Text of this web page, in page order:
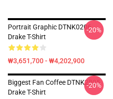
Portrait Graphic DTNK0206
Drake T-Shirt
₩3,651,700 - ₩4,202,900
-20%
Biggest Fan Coffee DTNK2805
Drake T-Shirt
-20%